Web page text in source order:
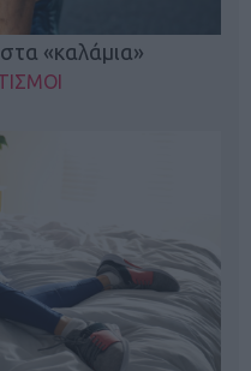
«καλάμια»